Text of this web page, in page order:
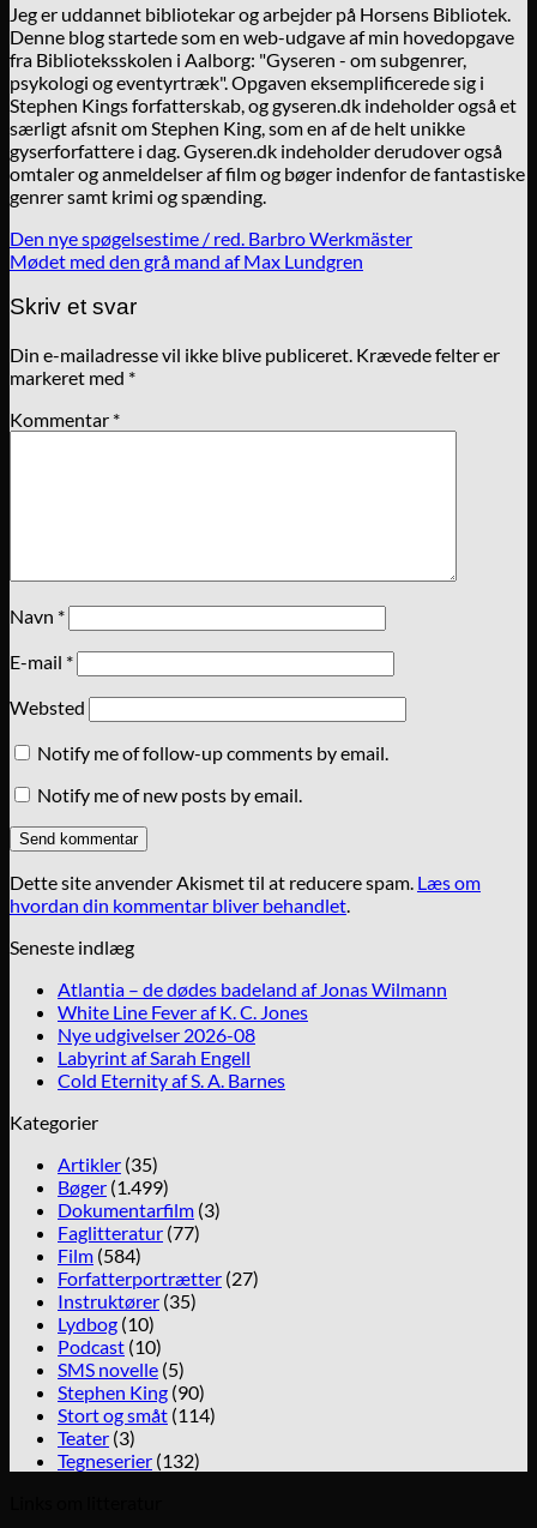
Jeg er uddannet bibliotekar og arbejder på Horsens Bibliotek.
Denne blog startede som en web-udgave af min hovedopgave
fra Biblioteksskolen i Aalborg: "Gyseren - om subgenrer,
psykologi og eventyrtræk". Opgaven eksemplificerede sig i
Stephen Kings forfatterskab, og gyseren.dk indeholder også et
særligt afsnit om Stephen King, som en af de helt unikke
gyserforfattere i dag. Gyseren.dk indeholder derudover også
omtaler og anmeldelser af film og bøger indenfor de fantastiske
genrer samt krimi og spænding.
Den nye spøgelsestime / red. Barbro Werkmäster
Mødet med den grå mand af Max Lundgren
Skriv et svar
Din e-mailadresse vil ikke blive publiceret. Krævede felter er
markeret med *
Kommentar *
Navn *
E-mail *
Websted
Notify me of follow-up comments by email.
Notify me of new posts by email.
Dette site anvender Akismet til at reducere spam. Læs om
hvordan din kommentar bliver behandlet.
Seneste indlæg
Atlantia – de dødes badeland af Jonas Wilmann
White Line Fever af K. C. Jones
Nye udgivelser 2026-08
Labyrint af Sarah Engell
Cold Eternity af S. A. Barnes
Kategorier
Artikler (35)
Bøger (1.499)
Dokumentarfilm (3)
Faglitteratur (77)
Film (584)
Forfatterportrætter (27)
Instruktører (35)
Lydbog (10)
Podcast (10)
SMS novelle (5)
Stephen King (90)
Stort og småt (114)
Teater (3)
Tegneserier (132)